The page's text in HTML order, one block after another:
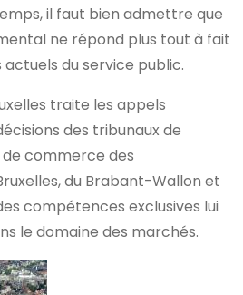
il faut bien admettre que
ne répond plus tout à fait
du service public.
traite les appels
des tribunaux de
commerce des
du Brabant-Wallon et
compétences exclusives lui
le domaine des marchés.